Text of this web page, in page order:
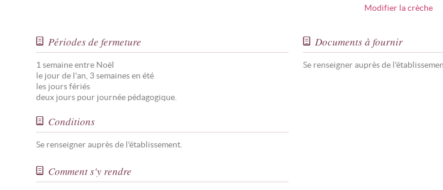
Modifier la crèche
Périodes de fermeture
1 semaine entre Noël
le jour de l'an, 3 semaines en été
les jours fériés
deux jours pour journée pédagogique.
Conditions
Se renseigner auprès de l'établissement.
Documents à fournir
Se renseigner auprès de
Comment s'y rendre